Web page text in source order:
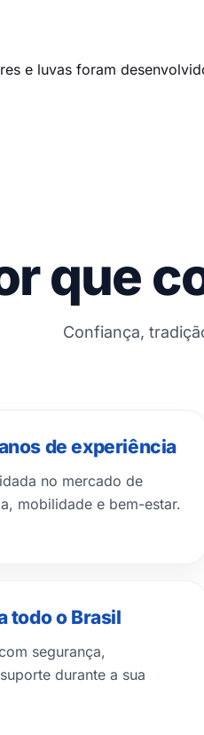
e luvas foram
que
Confiança,
de experiência
no mercado de
mobilidade e bem-estar.
todo o Brasil
segurança,
durante a sua